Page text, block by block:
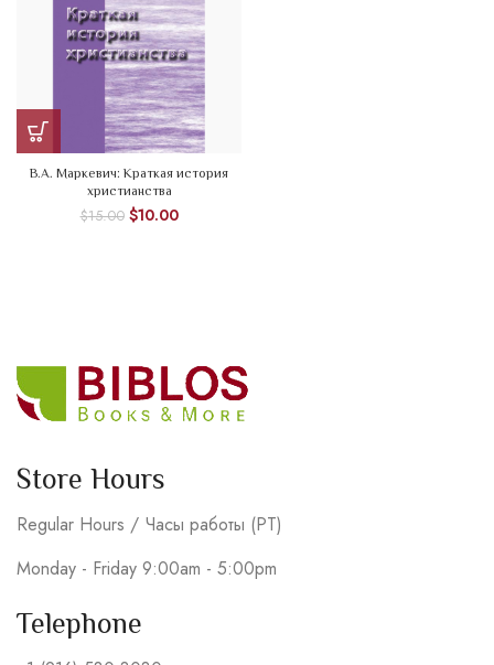
В.А. Маркевич: Краткая история
христианства
$15.00 $10.00
Store Hours
Regular Hours / Часы работы (PT)
Monday - Friday 9:00am - 5:00pm
Telephone